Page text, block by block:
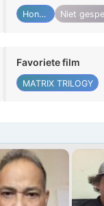
Honden
Favoriete film
MATRIX TRILOGY